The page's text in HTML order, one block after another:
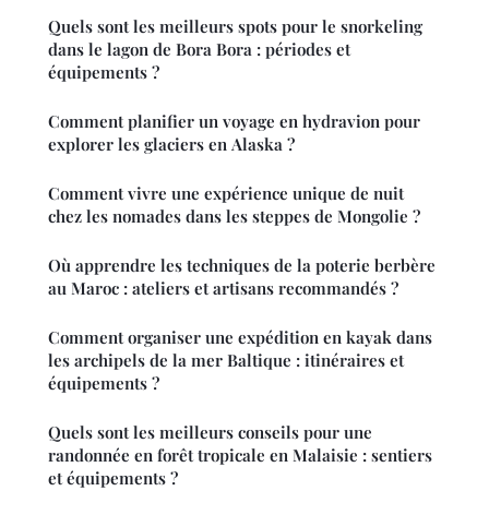
Quels sont les meilleurs spots pour le snorkeling
dans le lagon de Bora Bora : périodes et
équipements ?
Comment planifier un voyage en hydravion pour
explorer les glaciers en Alaska ?
Comment vivre une expérience unique de nuit
chez les nomades dans les steppes de Mongolie ?
Où apprendre les techniques de la poterie berbère
au Maroc : ateliers et artisans recommandés ?
Comment organiser une expédition en kayak dans
les archipels de la mer Baltique : itinéraires et
équipements ?
Quels sont les meilleurs conseils pour une
randonnée en forêt tropicale en Malaisie : sentiers
et équipements ?